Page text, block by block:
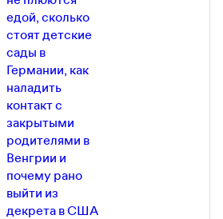
едой, сколько
стоят детские
сады в
Германии, как
наладить
контакт с
закрытыми
родителями в
Венгрии и
почему рано
выйти из
декрета в США